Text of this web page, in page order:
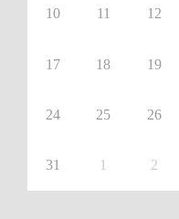
10 11 12
17 18 19
24 25 26
31 1 2